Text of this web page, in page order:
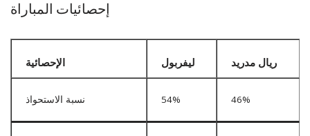
إحصائيات المباراة
الإحصائية ليفربول ريال مدريد
نسبة الاستحواذ 54% 46%